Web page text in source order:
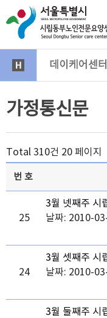
데이케어센터
가정통신문
Total 310건 20 페이지
번호
25
3월 넷째주 시
머니 소식
날짜: 2010-
24
3월 셋째주 시
머니 소식
날짜: 2010-
3월 둘째주 시